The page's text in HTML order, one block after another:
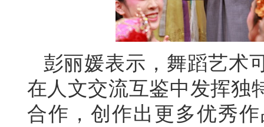
彭丽媛表示，舞蹈艺术
在人文交流互鉴中发挥独
合作，创作出更多优秀